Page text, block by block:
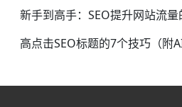
新手到高手：SEO提升网站流
高点击SEO标题的7个技巧（附